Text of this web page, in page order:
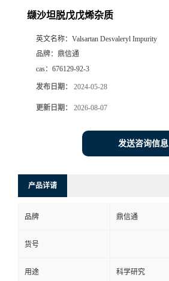
缬沙坦脱戊戊烯杂质
英文名称： Valsartan Desvaleryl Impurity
品牌： 鼎信通
cas： 676129-92-3
发布日期： 2024-05-28
更新日期： 2026-08-07
发送咨询信息
产品详请
品牌 鼎信通
货号
用途 科学研究